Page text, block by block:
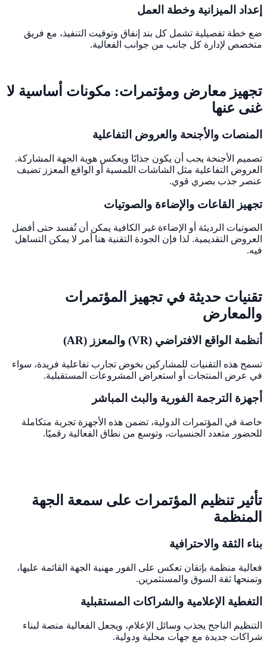
إعداد الميزانية وخطة العمل
ضع خطة تفصيلية تشمل كل بند إنفاق وتوقيت التنفيذ، مع فريق
متخصص لإدارة كل جانب من جوانب الفعالية.
تجهيز معارض ومؤتمرات: مكونات أساسية لا
غنى عنها
المنصات والأجنحة والعروض التفاعلية
تصميم الأجنحة يجب أن يكون جذابًا ويعكس هوية الجهة المشاركة.
العروض التفاعلية مثل الشاشات اللمسية أو الواقع المعزز تضيف
عنصر جذب بصري قوي.
تجهيز القاعات والإضاءة والصوتيات
الصوتيات الرديئة أو الإضاءة غير الكافية يمكن أن تُفسد حتى أفضل
العروض التقديمية. لذا فإن الجودة التقنية هنا أمر لا يمكن التساهل
فيه.
تقنيات حديثة في تجهيز المؤتمرات
والمعارض
أنظمة الواقع الافتراضي (VR) والمعزز (AR)
تسمح هذه التقنيات للمشاركين بخوض تجارب تفاعلية فريدة، سواء
في عرض المنتجات أو استعراض المشروعات المستقبلية.
أجهزة الترجمة الفورية والبث المباشر
خاصة في المؤتمرات الدولية، تضمن هذه الأجهزة تجربة متكاملة
للحضور متعدد الجنسيات، وتوسع من نطاق الفعالية رقميًا.
تأثير تنظيم المؤتمرات على سمعة الجهة
المنظمة
بناء الثقة والاحترافية
فعالية منظمة بإتقان تعكس على الفور مهنية الجهة القائمة عليها،
وتمنحها ثقة السوق والمستثمرين.
التغطية الإعلامية والشراكات المستقبلية
التنظيم الناجح يجذب وسائل الإعلام، ويجعل الفعالية منصة لبناء
شراكات جديدة مع جهات محلية ودولية.